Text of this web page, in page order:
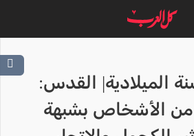
الميلادية| القدس:
من الأشخاص بشبهة